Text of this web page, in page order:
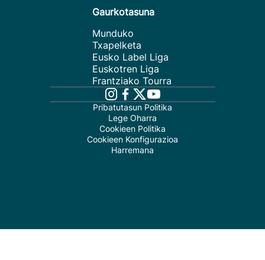
Gaurkotasuna
Munduko
Txapelketa
Eusko Label Liga
Euskotren Liga
Frantziako Tourra
Pribatutasun Politika
Lege Oharra
Cookieen Politika
Cookieen Konfigurazioa
Harremana